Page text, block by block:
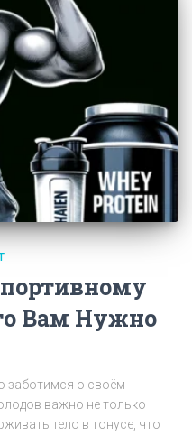
Вам Нужно
заботимся о своём
важно не только
тело в тонусе, что